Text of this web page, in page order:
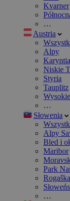
Kvarner
…
Austria
Alpy
Karyntia
Niskie
Styria
Tauplitz
…
Słowenia
Alpy
Bled i
Maribor
Park
…